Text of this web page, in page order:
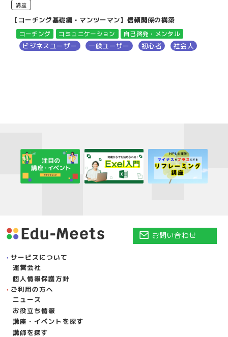
講座
【コーチング基礎編・マンツーマン】信頼関係の構築
コーチング コミュニケーション 自己啓発・メンタル
ビジネスユーザー 一般ユーザー 初心者 社会人
サービスについて
運営会社
個人情報保護方針
ご利用の方へ
ニュース
お役立ち情報
講座・イベントを探す
講師を探す
お問い合わせ